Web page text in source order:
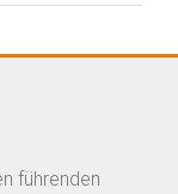
führenden